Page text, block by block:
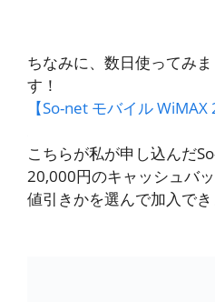
ちなみに、数日使ってみ
す！
【So-net モバイル WiMAX
こちらが私が申し込んだ
20,000円のキャッシュバ
値引きかを選んで加入でき